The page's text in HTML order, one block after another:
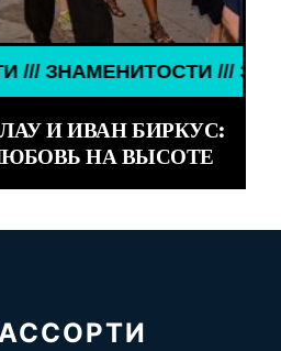
///
И ИВАН БИРКУС:
НА ВЫСОТЕ